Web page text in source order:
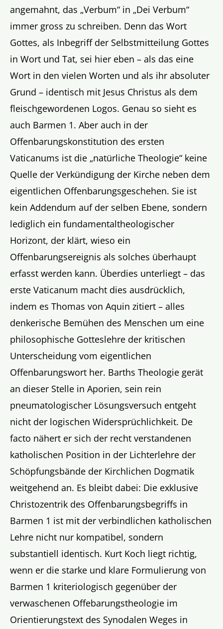
angemahnt, das „Verbum“ in „Dei Verbum“
immer gross zu schreiben. Denn das Wort
Gottes, als Inbegriff der Selbstmitteilung Gottes
in Wort und Tat, sei hier eben – als das eine
Wort in den vielen Worten und als ihr absoluter
Grund – identisch mit Jesus Christus als dem
fleischgewordenen Logos. Genau so sieht es
auch Barmen 1. Aber auch in der
Offenbarungskonstitution des ersten
Vaticanums ist die „natürliche Theologie“ keine
Quelle der Verkündigung der Kirche neben dem
eigentlichen Offenbarungsgeschehen. Sie ist
kein Addendum auf der selben Ebene, sondern
lediglich ein fundamentaltheologischer
Horizont, der klärt, wieso ein
Offenbarungsereignis als solches überhaupt
erfasst werden kann. Überdies unterliegt – das
erste Vaticanum macht dies ausdrücklich,
indem es Thomas von Aquin zitiert – alles
denkerische Bemühen des Menschen um eine
philosophische Gotteslehre der kritischen
Unterscheidung vom eigentlichen
Offenbarungswort her. Barths Theologie gerät
an dieser Stelle in Aporien, sein rein
pneumatologischer Lösungsversuch entgeht
nicht der logischen Widersprüchlichkeit. De
facto nähert er sich der recht verstandenen
katholischen Position in der Lichterlehre der
Schöpfungsbände der Kirchlichen Dogmatik
weitgehend an. Es bleibt dabei: Die exklusive
Christozentrik des Offenbarungsbegriffs in
Barmen 1 ist mit der verbindlichen katholischen
Lehre nicht nur kompatibel, sondern
substantiell identisch. Kurt Koch liegt richtig,
wenn er die starke und klare Formulierung von
Barmen 1 kriteriologisch gegenüber der
verwaschenen Offebarungstheologie im
Orientierungstext des Synodalen Weges in